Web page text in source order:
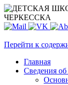
Перейти к
Главная
Сведения об